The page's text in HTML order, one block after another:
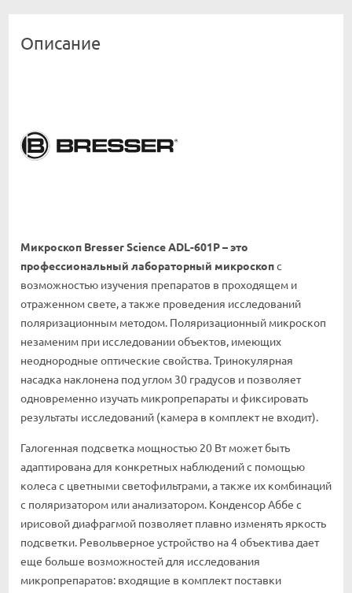
Описание
Микроскоп Bresser Science ADL-601P – это
профессиональный лабораторный микроскопс
возможностью изучения препаратов в проходящем и
отраженном свете, а также проведения исследований
поляризационным методом. Поляризационный микроскоп
незаменим при исследовании объектов, имеющих
неоднородные оптические свойства. Тринокулярная
насадка наклонена под углом 30 градусов и позволяет
одновременно изучать микропрепараты и фиксировать
результаты исследований (камера в комплект не входит).
Галогенная подсветка мощностью 20 Вт может быть
адаптирована для конкретных наблюдений с помощью
колеса с цветными светофильтрами, а также их комбинаций
с поляризатором или анализатором. Конденсор Аббе с
ирисовой диафрагмой позволяет плавно изменять яркость
подсветки. Револьверное устройство на 4 объектива дает
еще больше возможностей для исследования
микропрепаратов: входящие в комплект поставки